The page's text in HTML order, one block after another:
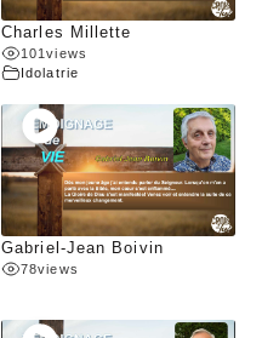
Charles Millette
101views
Idolatrie
Gabriel-Jean Boivin
78views